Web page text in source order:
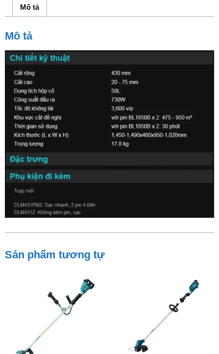
Mô tả
Mô tả
Sản phẩm tương tự